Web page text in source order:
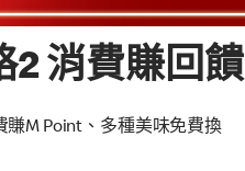
2 消費賺回饋
賺M Point、多種美味免費換